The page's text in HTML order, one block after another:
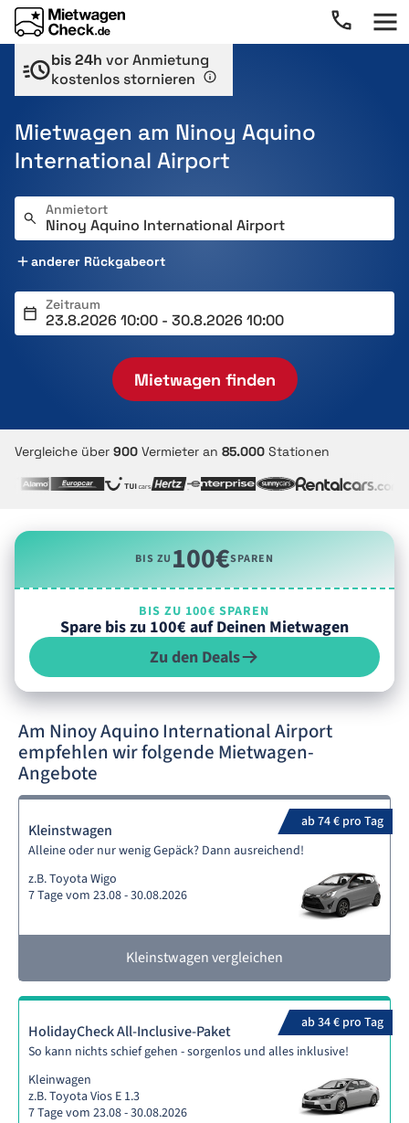
bis 24h vor Anmietung
kostenlos stornieren
Mietwagen am Ninoy Aquino
International Airport
Anmietort
anderer Rückgabeort
Zeitraum
Mietwagen finden
Vergleiche über 900 Vermieter an 85.000 Stationen
BIS ZU100€SPAREN
BIS ZU 100€ SPAREN
Spare bis zu 100€ auf Deinen Mietwagen
Zu den Deals
Am Ninoy Aquino International Airport
empfehlen wir folgende Mietwagen-
Angebote
ab 74 € pro Tag
Kleinstwagen
Alleine oder nur wenig Gepäck? Dann ausreichend!
z.B. Toyota Wigo
7 Tage vom 23.08 - 30.08.2026
Kleinstwagen vergleichen
ab 34 € pro Tag
HolidayCheck All-Inclusive-Paket
So kann nichts schief gehen - sorgenlos und alles inklusive!
Kleinwagen
z.B. Toyota Vios E 1.3
7 Tage vom 23.08 - 30.08.2026